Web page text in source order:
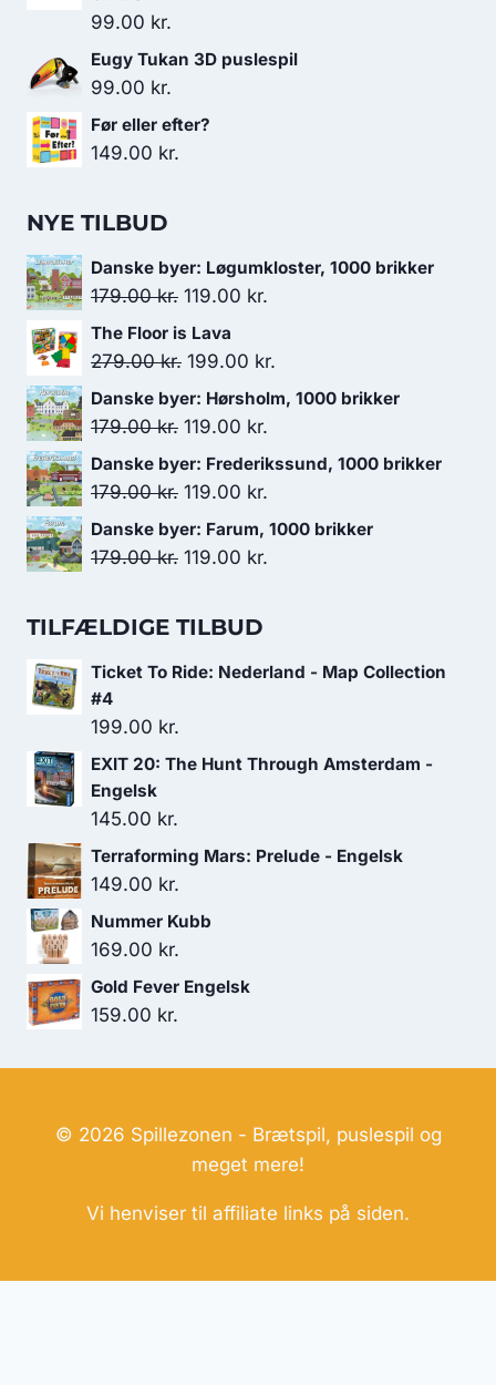
99.00 kr.
Eugy Tukan 3D puslespil
99.00 kr.
Før eller efter?
149.00 kr.
NYE TILBUD
Danske byer: Løgumkloster, 1000 brikker
179.00kr. Den
oprindelige
pris
179.00 kr..
119.00 kr.
pris
119.00 kr..
The Floor is Lava
279.00kr. Den
oprindelige
pris
279.00 kr..
199.00 kr.
aktuelle
199.00 kr..
Danske byer: Hørsholm, 1000 brikker
179.00kr. Den
oprindelige
pris
179.00 kr..
119.00 kr.
aktuelle
Danske byer: Frederikssund, 1000 brikker
179.00kr. Den
oprindelige
pris
119.00 kr.
aktuelle
Danske byer: Farum, 1000 brikker
179.00kr. Den
pris
179.00 kr..
119.00 kr.
119.00 kr..
TILFÆLDIGE TILBUD
Ticket To Ride: Nederland - Map Collection
#4
199.00 kr.
EXIT 20: The Hunt Through Amsterdam -
Engelsk
145.00 kr.
Terraforming Mars: Prelude - Engelsk
149.00 kr.
Nummer Kubb
169.00 kr.
Gold Fever Engelsk
159.00 kr.
© 2026 Spillezonen - Brætspil, puslespil og
meget mere!
Vi henviser til affiliate links på siden.